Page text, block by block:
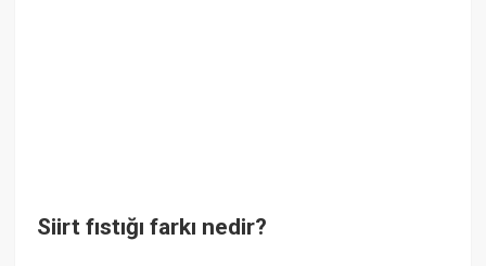
Siirt fıstığı farkı nedir?